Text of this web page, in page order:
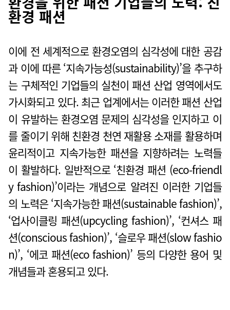
환경 패션
이에 전 세계적으로 환경오염의 심각성에 대한 공감
과 이에 따른 ‘지속가능성(sustainability)’을 추구하
는 구체적인 기업들의 실천이 패션 산업 영역에서도
가시화되고 있다. 최근 업계에서는 이러한 패션 산업
이 유발하는 환경오염 문제의 심각성을 인지하고 이
를 줄이기 위해 친환경 천연 재활용 소재를 활용하며
윤리적이고 지속가능한 패션을 지향하려는 노력들
이 활발하다. 일반적으로 ‘친환경 패션 (eco-friendl
y fashion)’이라는 개념으로 알려진 이러한 기업들
의 노력은 ‘지속가능한 패션(sustainable fashion)’,
‘업사이클링 패션(upcycling fashion)’, ‘컨셔스 패
션(conscious fashion)’, ‘슬로우 패션(slow fashio
n)’, ‘에코 패션(eco fashion)’ 등의 다양한 용어 및
개념들과 혼용되고 있다.